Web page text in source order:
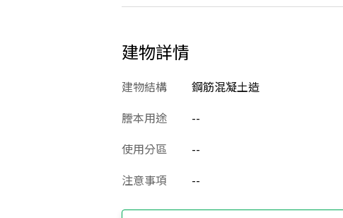
建物詳情
建物結構 鋼筋混凝土造
謄本用途
--
使用分區
--
注意事項
--